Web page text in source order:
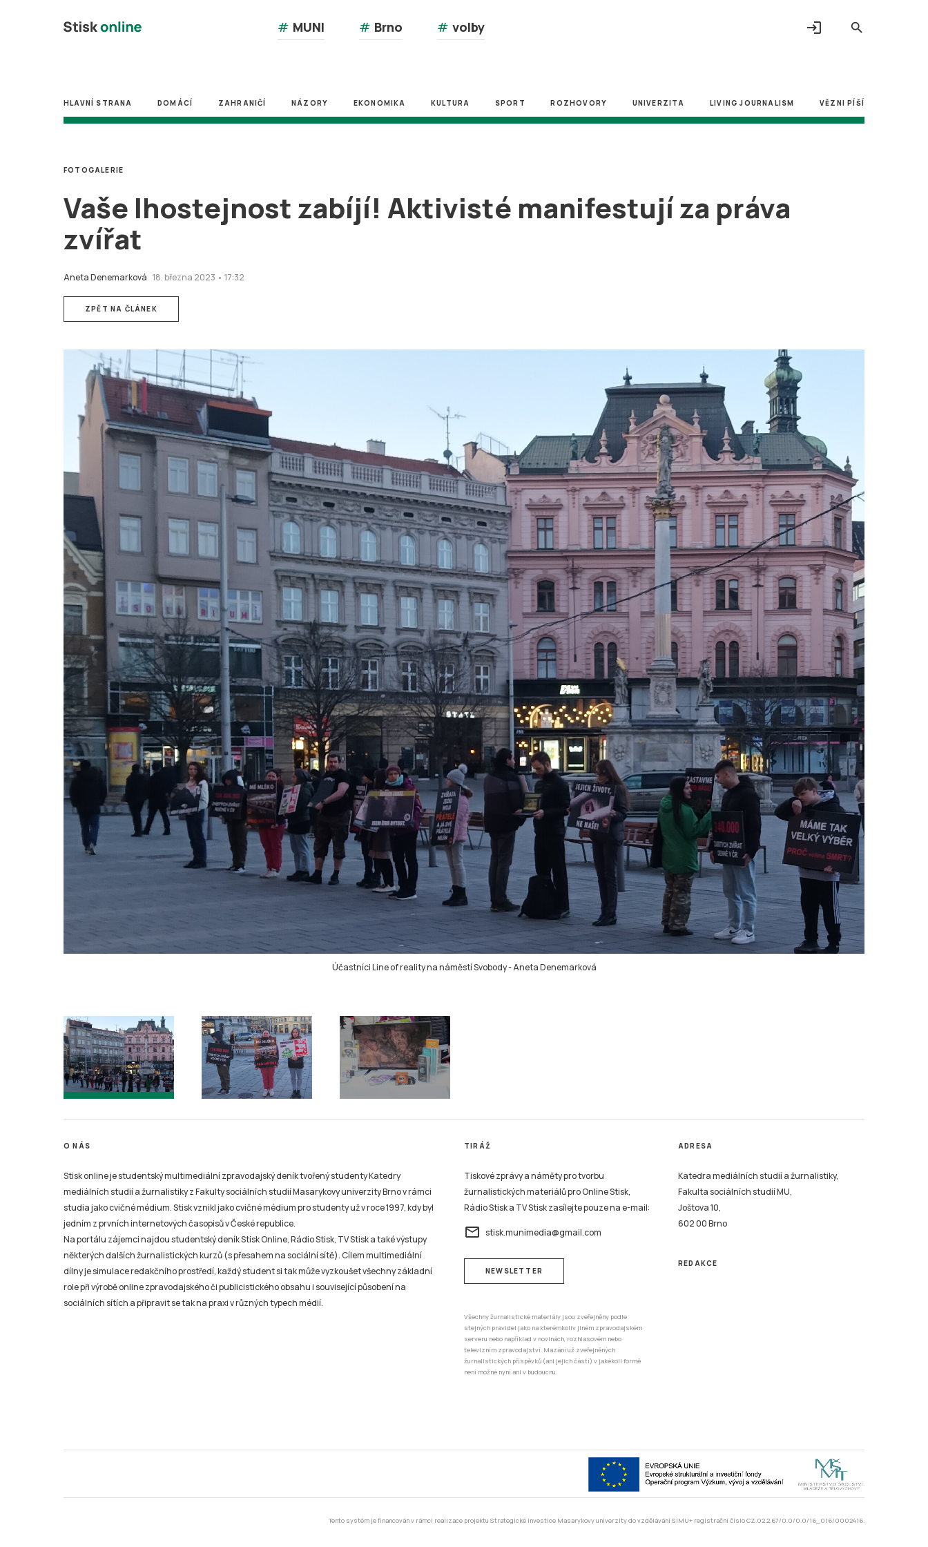
search
# MUNI # Brno # volby login
HLAVNÍ STRANA DOMÁCÍ ZAHRANIČÍ NÁZORY EKONOMIKA KULTURA SPORT ROZHOVORY UNIVERZITA LIVING JOURNALISM VĚZNI PÍŠÍ
Vaše lhostejnost zabíjí! Aktivisté manifestují za práva
zvířat
Aneta Denemarková 18. března 2023 • 17:32
FOTOGALERIE
ZPĚT NA ČLÁNEK
Účastníci Line of reality na náměstí Svobody-Aneta Denemarková
O NÁS
Stisk online je studentský multimediální zpravodajský deník tvořený studenty Katedry
mediálních studií a žurnalistiky z Fakulty sociálních studií Masarykovy univerzity Brno v rámci
studia jako cvičné médium. Stisk vznikl jako cvičné médium pro studenty už v roce 1997, kdy byl
jedním z prvních internetových časopisů v České republice.
Na portálu zájemci najdou studentský deník Stisk Online, Rádio Stisk, TV Stisk a také výstupy
některých dalších žurnalistických kurzů (s přesahem na sociální sítě). Cílem multimediální
dílny je simulace redakčního prostředí, každý student si tak může vyzkoušet všechny základní
role při výrobě online zpravodajského či publicistického obsahu i související působení na
sociálních sítích a připravit se tak na praxi v různých typech médií.
TIRÁŽ
Tiskové zprávy a náměty pro tvorbu
žurnalistických materiálů pro Online Stisk,
Rádio Stisk a TV Stisk zasílejte pouze na e-mail:
email stisk.munimedia@gmail.com
NEWSLETTER
Všechny žurnalistické materiály jsou zveřejněny podle
stejných pravidel jako na kterémkoliv jiném zpravodajském
serveru nebo například v novinách, rozhlasovém nebo
televizním zpravodajství. Mazání už zveřejněných
žurnalistických příspěvků (ani jejich částí) v jakékoli formě
není možné nyní ani v budoucnu.
ADRESA
Katedra mediálních studií a žurnalistiky,
Fakulta sociálních studií MU,
Joštova 10,
602 00 Brno
REDAKCE
Tento systém je financován v rámci realizace projektu Strategické investice Masarykovy univerzity do vzdělávání SIMU+ registrační číslo CZ.02.2.67/0.0/0.0/16_016/0002416.